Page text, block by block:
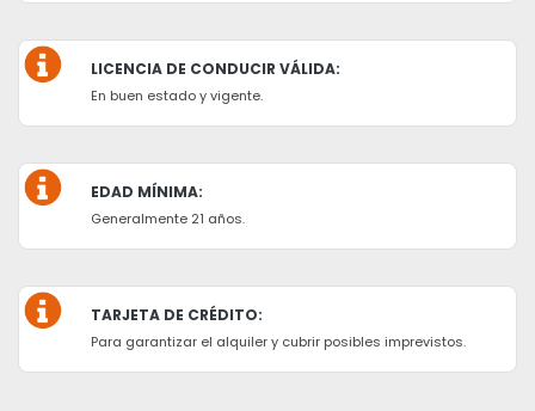
LICENCIA DE CONDUCIR VÁLIDA:
En buen estado y vigente.
EDAD MÍNIMA:
Generalmente 21 años.
TARJETA DE CRÉDITO:
Para garantizar el alquiler y cubrir posibles imprevistos.